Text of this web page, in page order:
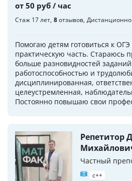
от 50 руб / час
Стаж 17 лет 8отзывов Дистанционно
Помогаю детям готовиться к
практическую часть. Стараюсь
больше разновидностей
работоспособностью и
дисциплинированная,
целеустремленная,
Постоянно повышаю свои
Репетитор
Частный
c++